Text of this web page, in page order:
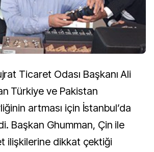
Ticaret Odası Başkanı Ali
Türkiye ve Pakistan
artması için İstanbul’da
Başkan Ghumman, Çin ile
ilişkilerine dikkat çektiği